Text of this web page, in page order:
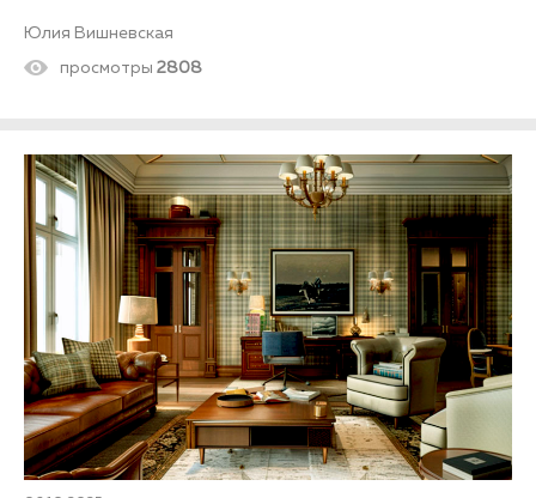
Юлия Вишневская
просмотры 2808